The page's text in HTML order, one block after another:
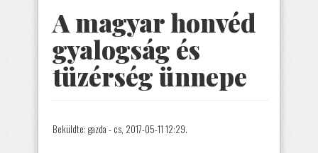
A magyar honvéd
gyalogság és
tüzérség ünnepe
Beküldte: gazda - cs, 2017-05-11 12:29.